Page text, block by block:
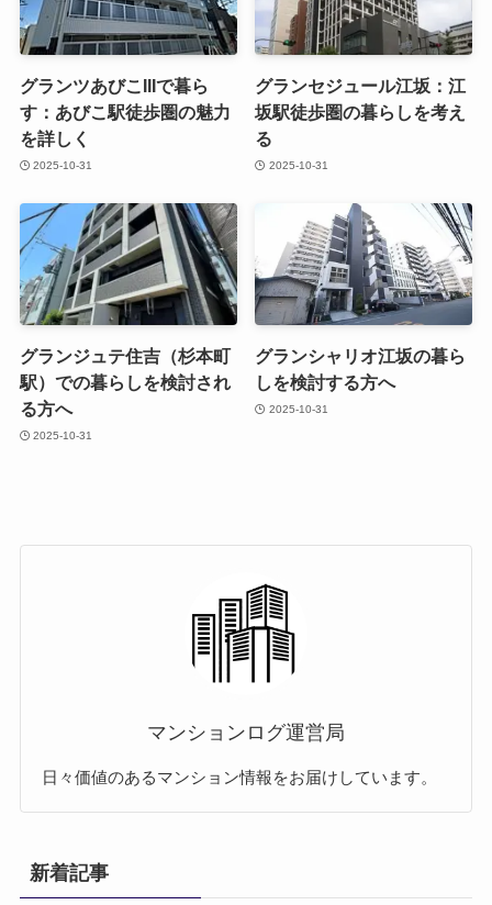
グランツあびこIIIで暮ら
す：あびこ駅徒歩圏の魅力
を詳しく
2025-10-31
グランセジュール江坂：江
坂駅徒歩圏の暮らしを考え
る
2025-10-31
グランジュテ住吉（杉本町
駅）での暮らしを検討され
る方へ
2025-10-31
グランシャリオ江坂の暮ら
しを検討する方へ
2025-10-31
マンションログ運営局
日々価値のあるマンション情報をお届けしています。
新着記事